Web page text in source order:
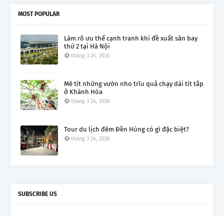
MOST POPULAR
Làm rõ ưu thế cạnh tranh khi đề xuất sân bay
thứ 2 tại Hà Nội
tháng 3 24, 2026
Mê tít những vườn nho trĩu quả chạy dài tít tắp
ở Khánh Hòa
tháng 3 24, 2026
Tour du lịch đêm Đền Hùng có gì đặc biệt?
tháng 3 24, 2026
SUBSCRIBE US